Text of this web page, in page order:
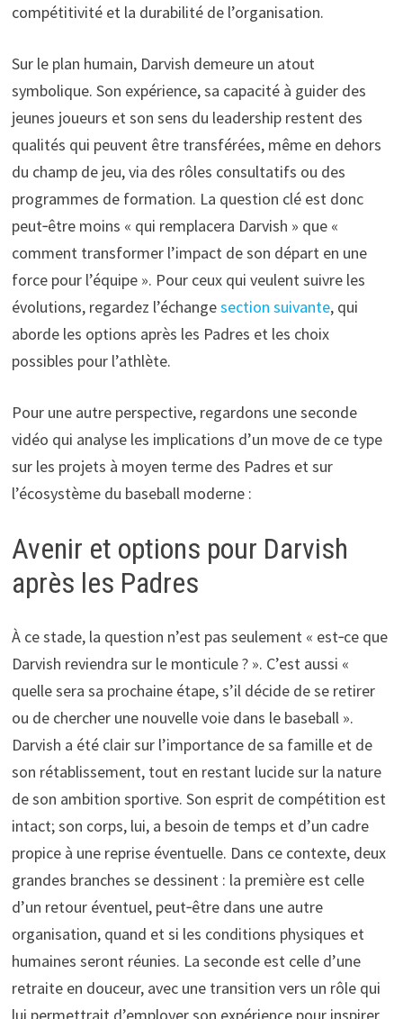
compétitivité et la durabilité de l’organisation.
Sur le plan humain, Darvish demeure un atout
symbolique. Son expérience, sa capacité à guider des
jeunes joueurs et son sens du leadership restent des
qualités qui peuvent être transférées, même en dehors
du champ de jeu, via des rôles consultatifs ou des
programmes de formation. La question clé est donc
peut‑être moins « qui remplacera Darvish » que «
comment transformer l’impact de son départ en une
force pour l’équipe ». Pour ceux qui veulent suivre les
évolutions, regardez l’échangesection suivante, qui
aborde les options après les Padres et les choix
possibles pour l’athlète.
Pour une autre perspective, regardons une seconde
vidéo qui analyse les implications d’un move de ce type
sur les projets à moyen terme des Padres et sur
l’écosystème du baseball moderne :
Avenir et options pour Darvish
après les Padres
À ce stade, la question n’est pas seulement « est‑ce que
Darvish reviendra sur le monticule ? ». C’est aussi «
quelle sera sa prochaine étape, s’il décide de se retirer
ou de chercher une nouvelle voie dans le baseball ».
Darvish a été clair sur l’importance de sa famille et de
son rétablissement, tout en restant lucide sur la nature
de son ambition sportive. Son esprit de compétition est
intact; son corps, lui, a besoin de temps et d’un cadre
propice à une reprise éventuelle. Dans ce contexte, deux
grandes branches se dessinent : la première est celle
d’un retour éventuel, peut‑être dans une autre
organisation, quand et si les conditions physiques et
humaines seront réunies. La seconde est celle d’une
retraite en douceur, avec une transition vers un rôle qui